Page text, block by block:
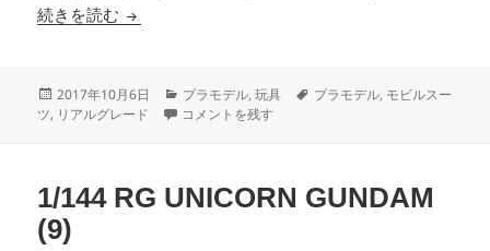
続きを読む 1/144 MS-06R ZAKU II （旧MSVシリーズ＋RG
投
稿
2017年10月6日
カ
テ
プラモデル,玩具
タ
プラモデル, モビルスー
ツ, リアルグレード 1/144 MS-06R ZAKU II （旧MSVシリーズ＋RGザ
コメントを残す
1/144 RG UNICORN GUNDAM
(9)